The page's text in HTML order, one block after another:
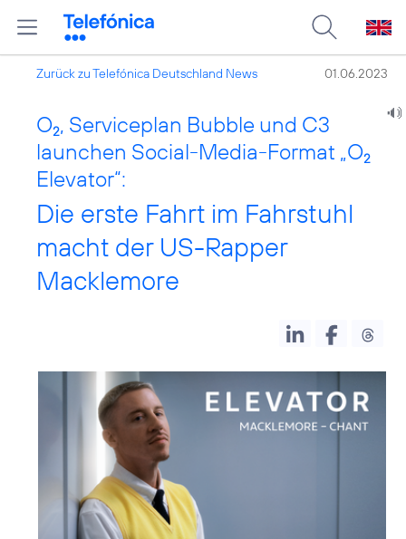
Zurück zu Telefónica Deutschland News 01.06.2023
O2, Serviceplan Bubble und C3
launchen Social-Media-Format „O2
Elevator“:
Die erste Fahrt im Fahrstuhl
macht der US-Rapper
Macklemore